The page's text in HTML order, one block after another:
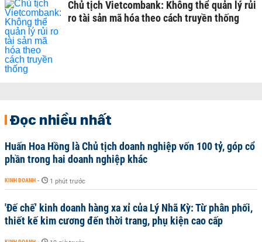
Chủ tịch Vietcombank: Không thể quản lý rủi
ro tài sản mã hóa theo cách truyền thống
Đọc nhiều nhất
Huấn Hoa Hồng là Chủ tịch doanh nghiệp vốn 100 tỷ, góp cổ
phần trong hai doanh nghiệp khác
KINH DOANH - 1 phút trước
'Đế chế’ kinh doanh hàng xa xỉ của Lý Nhã Kỳ: Từ phân phối,
thiết kế kim cương đến thời trang, phụ kiện cao cấp